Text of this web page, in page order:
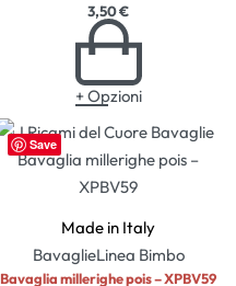
3,50€
+ Opzioni
Save
Made in Italy
BavaglieLinea Bimbo
Bavaglia millerighe pois – XPBV59